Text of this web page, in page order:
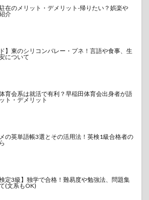
在のメリット・デメリット-帰りたい？娯楽や
介
ド】東のシリコンバレー・プネ！言語や食事、生
について
育会系は就活で有利？早稲田体育会出身者が語
ト・デメリット
の英単語帳3選とその活用法！英検1級合格者の
検定3級】独学で合格！難易度や勉強法、問題集
(文系もOK)